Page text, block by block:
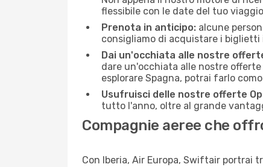
flessibile con le date del tuo
Prenota in anticipo: alcune
consigliamo di acquistare i
Dai un'occhiata alle nostre
dare un'occhiata alle nostre offerte
esplorare Spagna, potrai farlo
Usufruisci delle nostre offerte
tutto l'anno, oltre al grande
Compagnie aeree che
Con Iberia, Air Europa, Swiftair portrai